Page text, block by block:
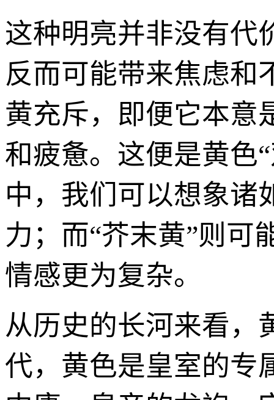
这种明亮并非没有代
反而可能带来焦虑和
黄充斥，即便它本意
和疲惫。这便是黄色
中，我们可以想象诸
力；而“芥末黄”则可
情感更为复杂。
从历史的长河来看，
代，黄色是皇室的专